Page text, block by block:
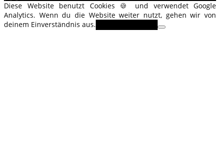
Diese Website benutzt Cookies 🍪 und verwendet Google
Analytics. Wenn du die Website weiter nutzt, gehen wir von
deinem Einverständnis aus.